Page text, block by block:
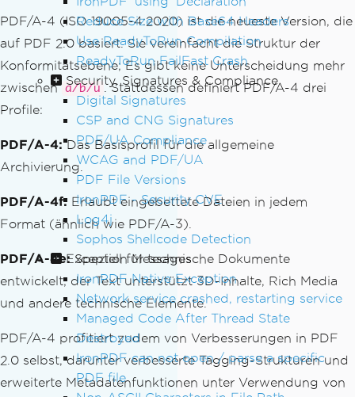
Reduce Size with Base64 Headers
Use ReadyToRun Compilation
ReadyToRun FailFast Crash
Security, Signatures & Compliance
Digital Signatures
CSP and CNG Signatures
PDF/UA Compliance
WCAG and PDF/UA
PDF File Versions
IronPDF - Security CVE
Log4j
Sophos Shellcode Detection
Exception Messages
IronPDF Native Exception
Network service crashed, restarting service
Managed Code After Thread State
Destroyed
IronPDF can not open / parse a specific
PDF file
PDF/A-4 (ISO 19005-4:2020) ist die neueste Version, die
auf PDF 2.0 basiert. Sie vereinfacht die Struktur der
Konformitätsebene; Es gibt keine Unterscheidung mehr
zwischen a/b/u . Stattdessen definiert PDF/A-4 drei
Profile:
PDF/A-4:Das Basisprofil für die allgemeine
Archivierung.
PDF/A-4f: Erlaubt eingebettete Dateien in jedem
Format (ähnlich wie PDF/A-3).
PDF/A-4e:Speziell für technische Dokumente
entwickelt; der Text unterstützt 3D-Inhalte, Rich Media
und andere technische Elemente.
PDF/A-4 profitiert zudem von Verbesserungen in PDF
2.0 selbst, darunter verbesserte Tagging-Strukturen und
erweiterte Metadatenfunktionen unter Verwendung von